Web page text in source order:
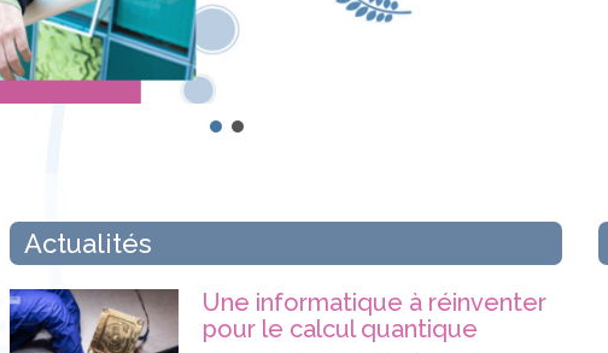
Actualités
Une informatique à réinventer
pour le calcul quantique